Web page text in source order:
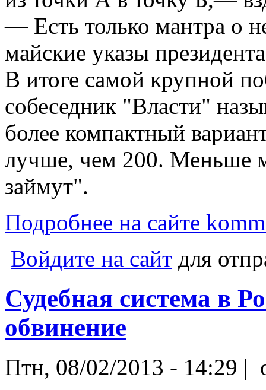
— Есть только мантра о
майские указы
В итоге самой крупной
собеседник "Власти"
более компактный
лучше, чем 200. Меньше
займут".
Подробнее на сайте
Войдите на сайт для
Судебная система в
обвинение
Птн, 08/02/2013 - 14:29 |